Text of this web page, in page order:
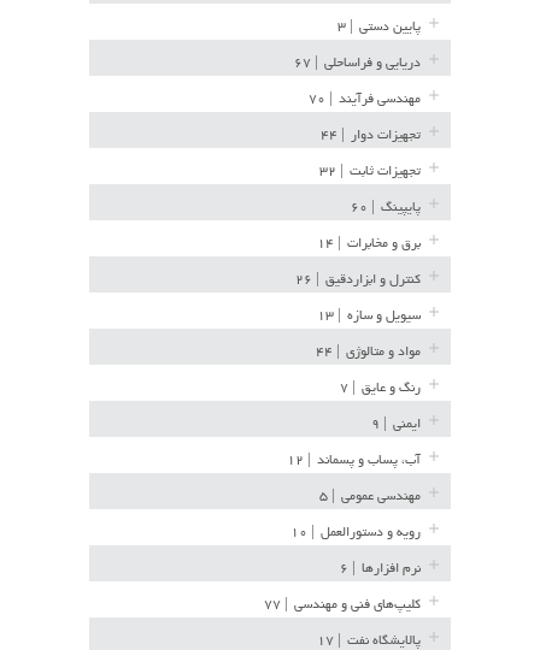
پایین دستی
دریایی و فراساحلی
مهندسی فرآیند
تجهیزات دوار
تجهیزات ثابت
پایپینگ
برق و مخابرات
کنترل و ابزاردقیق
سیویل و سازه
مواد و متالوژی
رنگ و عایق
ایمنی
آب، پساب و پسماند
مهندسی عمومی
رویه و دستورالعمل
نرم افزارها
کلیپ‌های فنی و مهندسی
پالایشگاه نفت